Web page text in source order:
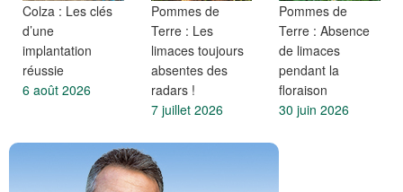
Colza : Les clés
d’une
implantation
réussie
6 août 2026
Pommes de
Terre : Les
limaces toujours
absentes des
radars !
7 juillet 2026
Pommes de
Terre : Absence
de limaces
pendant la
floraison
30 juin 2026